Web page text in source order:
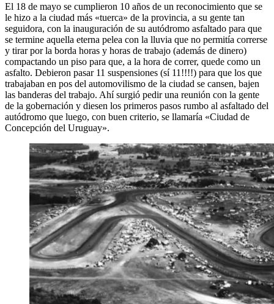
El 18 de mayo se cumplieron 10 años de un reconocimiento que se
le hizo a la ciudad más «tuerca» de la provincia, a su gente tan
seguidora, con la inauguración de su autódromo asfaltado para que
se termine aquella eterna pelea con la lluvia que no permitía correrse
y tirar por la borda horas y horas de trabajo (además de dinero)
compactando un piso para que, a la hora de correr, quede como un
asfalto. Debieron pasar 11 suspensiones (sí 11!!!!) para que los que
trabajaban en pos del automovilismo de la ciudad se cansen, bajen
las banderas del trabajo. Ahí surgió pedir una reunión con la gente
de la gobernación y diesen los primeros pasos rumbo al asfaltado del
autódromo que luego, con buen criterio, se llamaría «Ciudad de
Concepción del Uruguay».